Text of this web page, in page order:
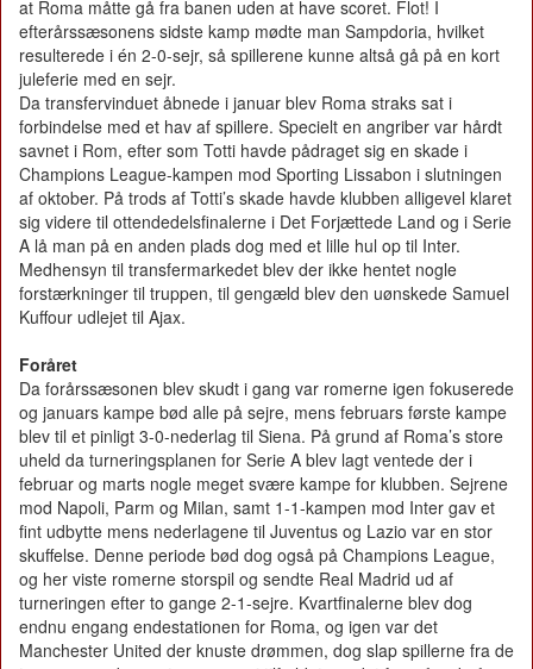
at Roma måtte gå fra banen uden at have scoret. Flot! I
efterårssæsonens sidste kamp mødte man Sampdoria, hvilket
resulterede i én 2-0-sejr, så spillerene kunne altså gå på en kort
juleferie med en sejr.
Da transfervinduet åbnede i januar blev Roma straks sat i
forbindelse med et hav af spillere. Specielt en angriber var hårdt
savnet i Rom, efter som Totti havde pådraget sig en skade i
Champions League-kampen mod Sporting Lissabon i slutningen
af oktober. På trods af Totti’s skade havde klubben alligevel klaret
sig videre til ottendedelsfinalerne i Det Forjættede Land og i Serie
A lå man på en anden plads dog med et lille hul op til Inter.
Medhensyn til transfermarkedet blev der ikke hentet nogle
forstærkninger til truppen, til gengæld blev den uønskede Samuel
Kuffour udlejet til Ajax.
Foråret
Da forårssæsonen blev skudt i gang var romerne igen fokuserede
og januars kampe bød alle på sejre, mens februars første kampe
blev til et pinligt 3-0-nederlag til Siena. På grund af Roma’s store
uheld da turneringsplanen for Serie A blev lagt ventede der i
februar og marts nogle meget svære kampe for klubben. Sejrene
mod Napoli, Parm og Milan, samt 1-1-kampen mod Inter gav et
fint udbytte mens nederlagene til Juventus og Lazio var en stor
skuffelse. Denne periode bød dog også på Champions League,
og her viste romerne storspil og sendte Real Madrid ud af
turneringen efter to gange 2-1-sejre. Kvartfinalerne blev dog
endnu engang endestationen for Roma, og igen var det
Manchester United der knuste drømmen, dog slap spillerne fra de